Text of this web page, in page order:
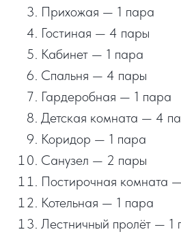
Прихожая — 1 пара
Гостиная — 4 пары
Кабинет — 1 пара
Спальня — 4 пары
Гардеробная — 1 пара
Детская комната — 4
Коридор — 1 пара
Санузел — 2 пары
Постирочная комната
Котельная — 1 пара
Лестничный пролёт — 1